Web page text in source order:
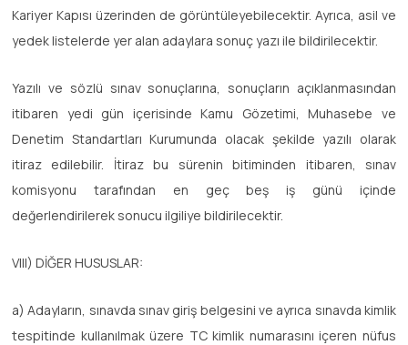
Kariyer Kapısı üzerinden de görüntüleyebilecektir. Ayrıca, asil ve
yedek listelerde yer alan adaylara sonuç yazı ile bildirilecektir.
Yazılı ve sözlü sınav sonuçlarına, sonuçların açıklanmasından
itibaren yedi gün içerisinde Kamu Gözetimi, Muhasebe ve
Denetim Standartları Kurumunda olacak şekilde yazılı olarak
itiraz edilebilir. İtiraz bu sürenin bitiminden itibaren, sınav
komisyonu tarafından en geç beş iş günü içinde
değerlendirilerek sonucu ilgiliye bildirilecektir.
VIII) DİĞER HUSUSLAR:
a) Adayların, sınavda sınav giriş belgesini ve ayrıca sınavda kimlik
tespitinde kullanılmak üzere TC kimlik numarasını içeren nüfus